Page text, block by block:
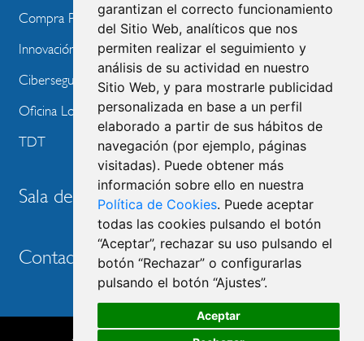
garantizan el correcto funcionamiento
del Sitio Web, analíticos que nos
permiten realizar el seguimiento y
análisis de su actividad en nuestro
Sitio Web, y para mostrarle publicidad
personalizada en base a un perfil
elaborado a partir de sus hábitos de
navegación (por ejemplo, páginas
visitadas). Puede obtener más
información sobre ello en nuestra
Política de Cookies. Puede aceptar
todas las cookies pulsando el botón
“Aceptar”, rechazar su uso pulsando el
botón “Rechazar” o configurarlas
pulsando el botón “Ajustes”.
Aceptar
Compra Pública de Innovación
Innovación Tecnológica
Ciberseguridad
Oficina Local de Ayudas Públicas
TDT
Sala de prensa
Contacto
Accesibilidad Aviso legal Política de privacidad